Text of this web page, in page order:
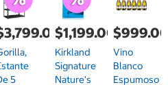
5
$1,199.00
Kirkland
Signature
Nature's
Vino
Blanco
Espumoso